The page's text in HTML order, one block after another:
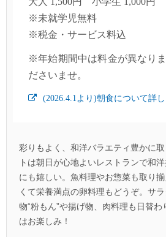
※未就学児無料
※税金・サービス料込
※年始期間中は料金が異なり
ださいませ。
(2026.4.1より)朝食について詳
彩りもよく、和洋バラエティ豊かに取
トは朝日が心地よいレストランで和洋
にも嬉しい。魚料理やお惣菜も取り揃
くて栄養満点の卵料理もどうぞ。サラ
物“粉もん”や揚げ物、肉料理も日替
はお楽しみ！